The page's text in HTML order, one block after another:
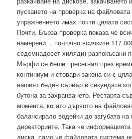
пускането на проверка на
упражнението имах почти цялата
Почти. Бърза проверка показа че
намерени… по-точно всичките 117
седемнадесет хиляди) разпокъсани
Мърфи се беше пресегнал през
континиум и стовари закона си с
нашият беден сървър в секундата
бутона за захранването. Рестарта
момента, когато дървото на
балансирало водейки до загубата
директориите. Така че
диска, само че файловата система